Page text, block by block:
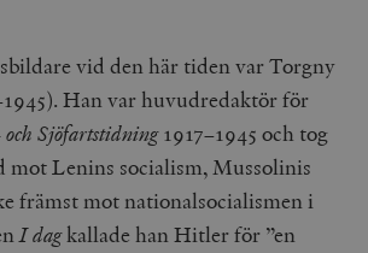
vid den här tiden var Torgny
Han var huvudredaktör för
och Sjöfartstidning1917–1945 och tog
mot Lenins socialism, Mussolinis
främst mot nationalsocialismen i
I dagkallade han Hitler för ”en